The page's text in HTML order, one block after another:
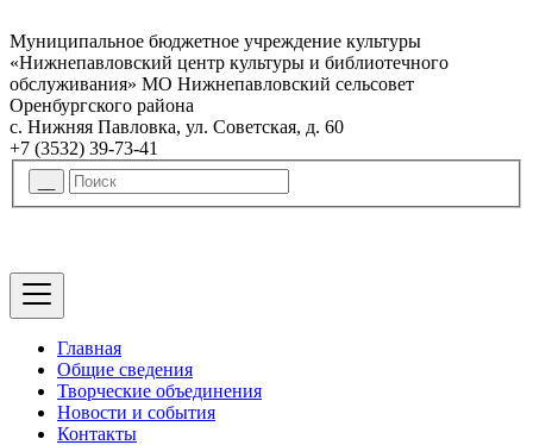
Муниципальное бюджетное учреждение культуры
«Нижнепавловский центр культуры и библиотечного
обслуживания» МО Нижнепавловский сельсовет
Оренбургского района
с. Нижняя Павловка, ул. Советская, д. 60
+7 (3532) 39-73-41
Главная
Общие сведения
Творческие объединения
Новости и события
Контакты